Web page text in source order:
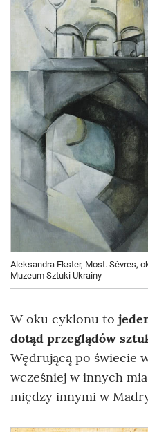
Aleksandra Ekster, Most. Sèvres,
Muzeum Sztuki Ukrainy
W oku cyklonu to
dotąd przeglądów
Wędrującą po świecie
wcześniej w innych
między innymi w